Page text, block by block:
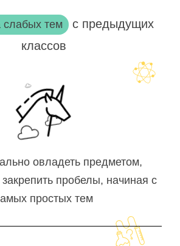
слабых тем с предыдущих
классов
овладеть предметом,
пробелы, начиная с
простых тем